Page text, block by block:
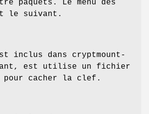
paquets. Le menu des
le suivant.
inclus dans cryptmount-
est utilise un fichier
pour cacher la clef.